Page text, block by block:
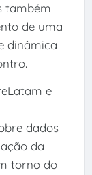
também
de uma
dinâmica
e
dados
da
torno do